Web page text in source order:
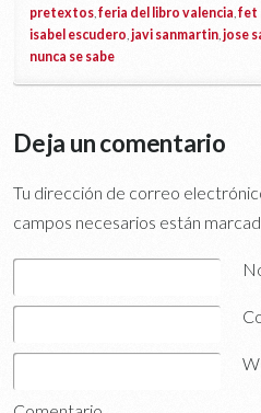
pretextos ,feria del libro valencia ,fet
isabel escudero ,javi sanmartin ,jose
nunca se sabe
Deja un comentario
Tu dirección de correo
campos necesarios están